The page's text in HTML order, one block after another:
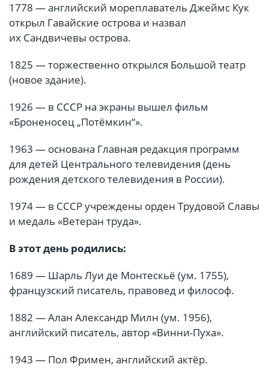
1778 — английский мореплаватель Джеймс Кук
открыл Гавайские острова и назвал
их Сандвичевы острова.
1825 — торжественно открылся Большой театр
(новое здание).
1926 — в СССР на экраны вышел фильм
«Броненосец „Потёмкин“».
1963 — основана Главная редакция программ
для детей Центрального телевидения (день
рождения детского телевидения в России).
1974 — в СССР учреждены орден Трудовой Славы
и медаль «Ветеран труда».
В этот день родились:
1689 — Шарль Луи де Монтескьё (ум. 1755),
французский писатель, правовед и философ.
1882 — Алан Александр Милн (ум. 1956),
английский писатель, автор «Винни-Пуха».
1943 — Пол Фримен, английский актёр.